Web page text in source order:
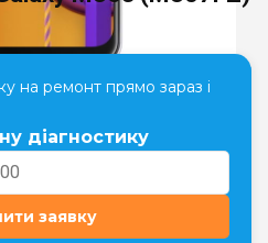
м. Київ, вул. Анни Ахматової, 30
Палац "Україна"
м. Київ, вул. Казимира Малевича,
на ремонт прямо зараз і
діагностику
заявку